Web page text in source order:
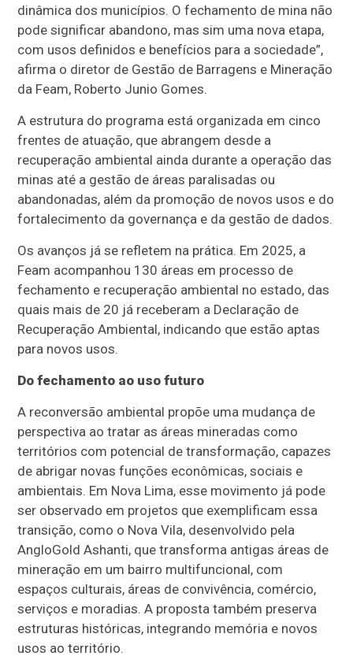
dinâmica dos municípios. O fechamento de mina não
pode significar abandono, mas sim uma nova etapa,
com usos definidos e benefícios para a sociedade”,
afirma o diretor de Gestão de Barragens e Mineração
da Feam, Roberto Junio Gomes.
A estrutura do programa está organizada em cinco
frentes de atuação, que abrangem desde a
recuperação ambiental ainda durante a operação das
minas até a gestão de áreas paralisadas ou
abandonadas, além da promoção de novos usos e do
fortalecimento da governança e da gestão de dados.
Os avanços já se refletem na prática. Em 2025, a
Feam acompanhou 130 áreas em processo de
fechamento e recuperação ambiental no estado, das
quais mais de 20 já receberam a Declaração de
Recuperação Ambiental, indicando que estão aptas
para novos usos.
Do fechamento ao uso futuro
A reconversão ambiental propõe uma mudança de
perspectiva ao tratar as áreas mineradas como
territórios com potencial de transformação, capazes
de abrigar novas funções econômicas, sociais e
ambientais. Em Nova Lima, esse movimento já pode
ser observado em projetos que exemplificam essa
transição, como o Nova Vila, desenvolvido pela
AngloGold Ashanti, que transforma antigas áreas de
mineração em um bairro multifuncional, com
espaços culturais, áreas de convivência, comércio,
serviços e moradias. A proposta também preserva
estruturas históricas, integrando memória e novos
usos ao território.